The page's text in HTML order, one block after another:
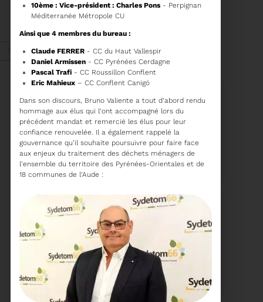
CONVOCATION ET
ORDRE DU JOUR DU
MERCREDI 27 MAI A
Fév. 2026
18/02/2026
COMMUNIQUÉ DE PRESSE
Tempête Nils - Gestion
des déchets végétaux
Voir plus
11/02/2026
PROCHAINE SÉANCE DU
COMITÉ SYNDICAL
10ème: Vice-président : Charles Pons- Perpignan
Méditerranée Métropole CU
Ainsi que 4 membres du bureau :
Claude FERRER- CC du Haut Vallespir
Daniel Armissen- CC Pyrénées Cerdagne
Pascal Trafi- CC Roussillon Conflent
Eric Mahieux– CC Conflent Canigó
Dans son discours, Bruno Valiente a tout d’abord rendu
hommage aux élus qui l’ont accompagné lors du
précédent mandat et remercié les élus pour leur
confiance renouvelée. Il a également rappelé la
gouvernance qu’il souhaite poursuivre pour faire face
aux enjeux du traitement des déchets ménagers de
l’ensemble du territoire des Pyrénées-Orientales et de
18 communes de l’Aude :